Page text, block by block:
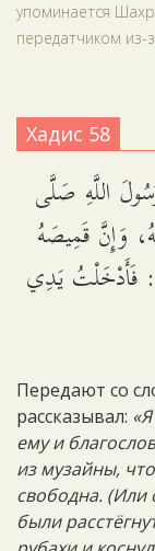
упоминается
передатчиком из-
Хадис 58
اللَّهِ صَلَّى
وَإِنَّ قَمِيصَهُ
فَأَدْخَلْتُ يَدِي
Передают со
рассказывал:
ему и
из музайны,
свободна. (Или
были